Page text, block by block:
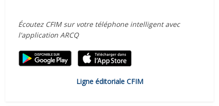
Écoutez CFIM sur votre téléphone intelligent avec
l'application ARCQ
Ligne éditoriale CFIM